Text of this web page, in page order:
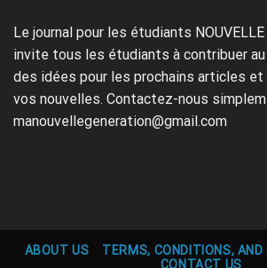
Le journal pour les étudiants NOUVELLE
invite tous les étudiants à contribuer au
des idées pour les prochains articles
vos nouvelles. Contactez-nous
manouvellegeneration@gmail.com
ABOUT US
TERMS, CONDITIONS, AND
CONTACT US